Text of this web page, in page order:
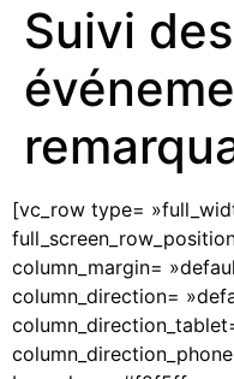
Suivi des
[vc_row type=
column_margin=
column_direction=